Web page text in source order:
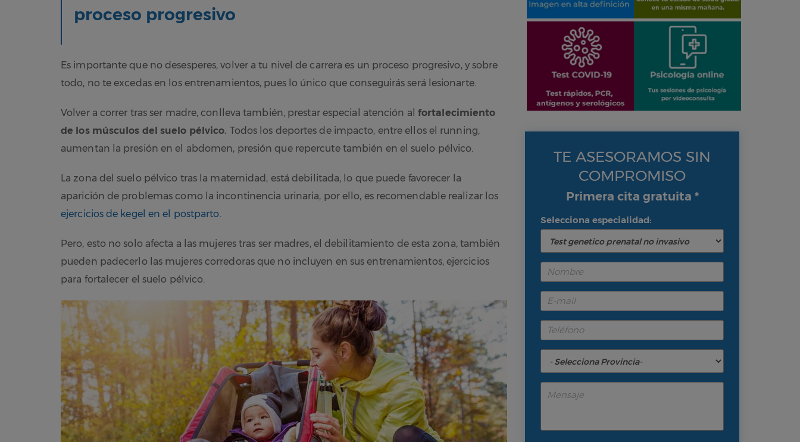
proceso progresivo
Es importante que no desesperes, volver a tu nivel de carrera es un proceso progresivo, y sobre
todo, no te excedas en los entrenamientos, pues lo único que conseguirás será lesionarte.
Volver a correr tras ser madre, conlleva también, prestar especial atención al fortalecimiento
de los músculos del suelo pélvico. Todos los deportes de impacto, entre ellos el running,
aumentan la presión en el abdomen, presión que repercute también en el suelo pélvico.
La zona del suelo pélvico tras la maternidad, está debilitada, lo que puede favorecer la
aparición de problemas como la incontinencia urinaria, por ello, es recomendable realizar los
ejercicios de kegel en el postparto.
Pero, esto no solo afecta a las mujeres tras ser madres, el debilitamiento de esta zona, también
pueden padecerlo las mujeres corredoras que no incluyen en sus entrenamientos, ejercicios
para fortalecer el suelo pélvico.
TE ASESORAMOS SIN
COMPROMISO
Primera cita gratuita *
Selecciona especialidad: